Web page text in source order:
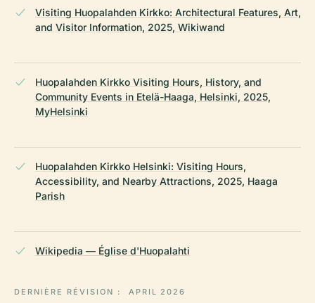
Visiting Huopalahden Kirkko: Architectural Features, Art,
and Visitor Information, 2025, Wikiwand
Huopalahden Kirkko Visiting Hours, History, and
Community Events in Etelä-Haaga, Helsinki, 2025,
MyHelsinki
Huopalahden Kirkko Helsinki: Visiting Hours,
Accessibility, and Nearby Attractions, 2025, Haaga
Parish
Wikipedia — Église d'Huopalahti
DERNIÈRE RÉVISION : APRIL 2026